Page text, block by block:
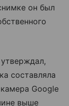
он был
составляла
Google
выше